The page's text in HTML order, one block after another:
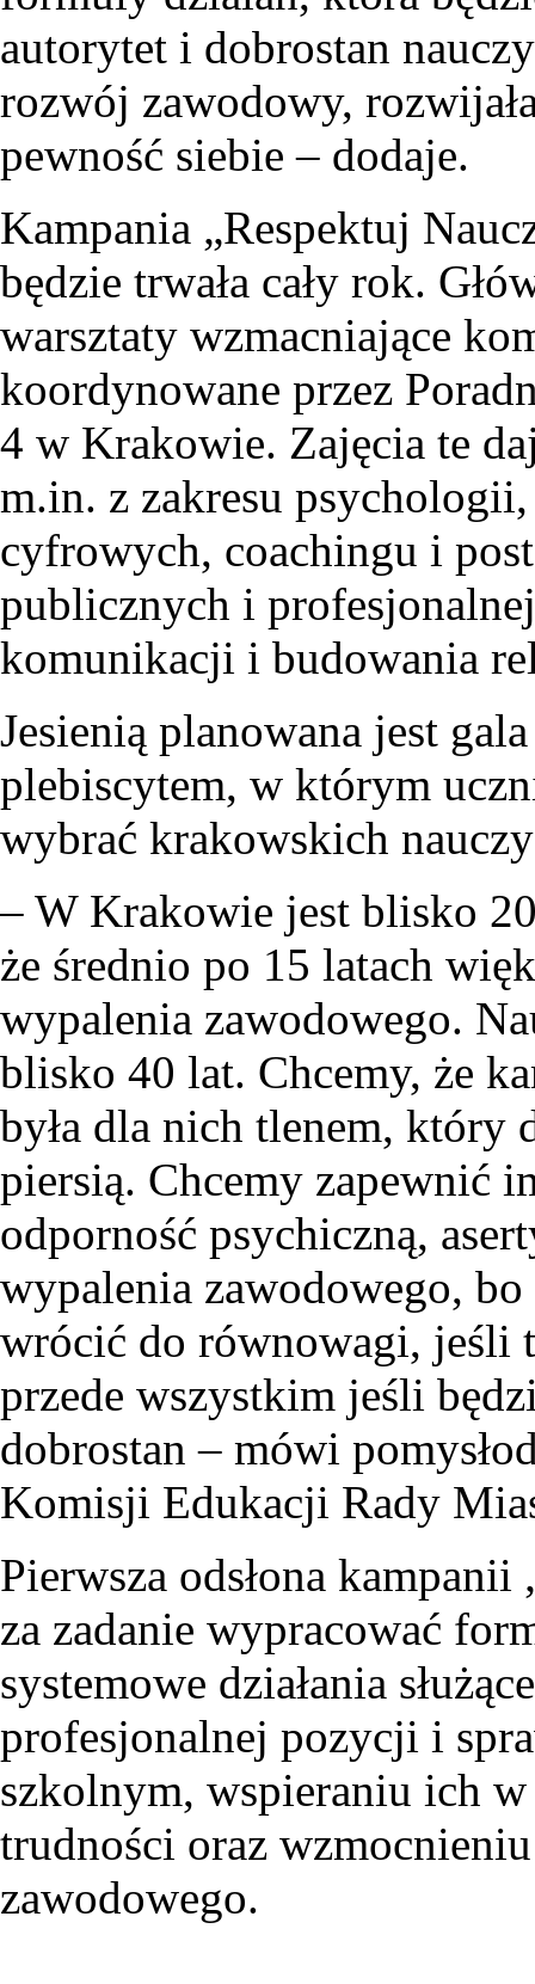
autorytet i dobrostan
rozwój zawodowy,
pewność siebie – dodaje.
Kampania „Respektuj
będzie trwała cały rok.
warsztaty wzmacniające
koordynowane przez
4 w Krakowie. Zajęcia te
m.in. z zakresu
cyfrowych, coachingu i
publicznych i
komunikacji i budowania
Jesienią planowana jest
plebiscytem, w którym
wybrać krakowskich
– W Krakowie jest blisko
że średnio po 15 latach
wypalenia zawodowego.
blisko 40 lat. Chcemy, że
była dla nich tlenem, który
piersią. Chcemy zapewnić
odporność psychiczną,
wypalenia zawodowego,
wrócić do równowagi, jeśli
przede wszystkim jeśli
dobrostan – mówi
Komisji Edukacji Rady
Pierwsza odsłona
za zadanie wypracować
systemowe działania
profesjonalnej pozycji i
szkolnym, wspieraniu ich
trudności oraz
zawodowego.